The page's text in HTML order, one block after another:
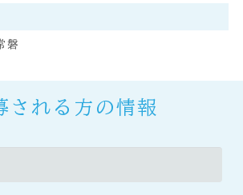
磐
される方の情報